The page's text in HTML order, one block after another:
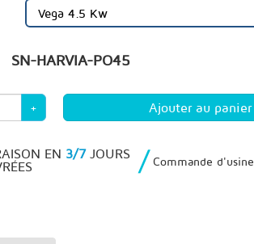
SN-HARVIA-PO45
+
EN 3/7JOURS
/ Commande d'usine